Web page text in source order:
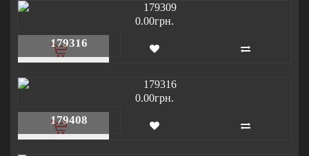
0.00грн.
179316
0.00грн.
179408